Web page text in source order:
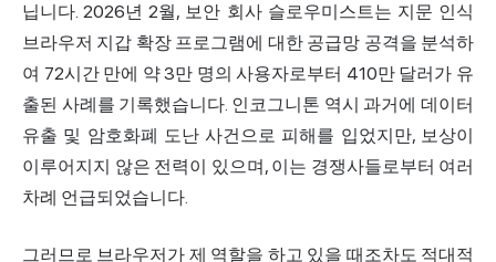
닙니다. 2026년 2월, 보안 회사 슬로우미스트는 지문 인식
브라우저 지갑 확장 프로그램에 대한 공급망 공격을 분석하
여 72시간 만에 약 3만 명의 사용자로부터 410만 달러가 유
출된 사례를 기록했습니다. 인코그니톤 역시 과거에 데이터
유출 및 암호화폐 도난 사건으로 피해를 입었지만, 보상이
이루어지지 않은 전력이 있으며, 이는 경쟁사들로부터 여러
차례 언급되었습니다.
그러므로 브라우저가 제 역할을 하고 있을 때조차도 적대적